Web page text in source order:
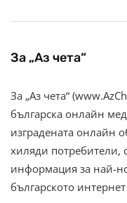
За „Аз чета“
За „Аз чета“
българска онлайн
изградената онлайн
хиляди потребители,
информация за най-
българското